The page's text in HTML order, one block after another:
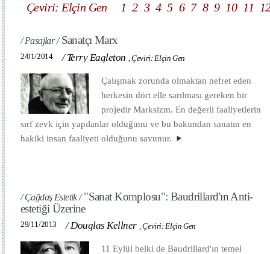
Çeviri: Elçin Gen 1 2 3 4 5 6 7 8 9 10 11
/ Pasajlar /Sanatçı Marx
2/01/2014 /Terry Eagleton ,Çeviri: Elçin Gen
Çalışmak zorunda olmaktan nefret eden
herkesin dört elle sarılması gereken bir
projedir Marksizm. En değerli faaliyetlerin
sırf zevk için yapılanlar olduğunu ve bu bakımdan sanatın en
hakiki insan faaliyeti olduğunu savunur.
/ Çağdaş Estetik /"Sanat Komplosu": Baudrillard'ın Anti-
estetiği Üzerine
29/11/2013 /Douglas Kellner ,Çeviri: Elçin Gen
11 Eylül belki de Baudrillard'ın temel